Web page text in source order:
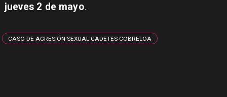
jueves 2 de mayo.
CASO DE AGRESIÓN SEXUAL CADETES COBRELOA